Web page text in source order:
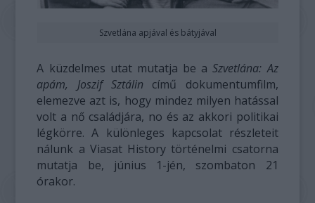
Szvetlána apjával és bátyjával
A küzdelmes utat mutatja be aSzvetlána: Az
apám, Joszif Sztálin című dokumentumfilm,
elemezve azt is, hogy mindez milyen hatással
volt a nő családjára, no és az akkori politikai
légkörre. A különleges kapcsolat részleteit
nálunk a Viasat History történelmi csatorna
mutatja be, június 1-jén, szombaton 21
órakor.